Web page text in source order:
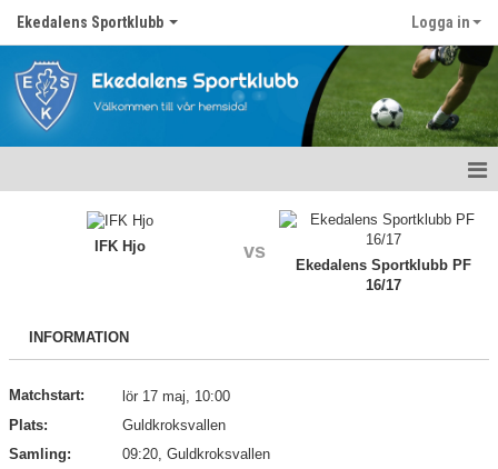
Ekedalens Sportklubb Logga in
Kontakt
Föreningskalender
IFK Hjo vs
Ekedalens Sportklubb PF
16/17
INFORMATION
Matchstart:
lör 17 maj, 10:00
Plats:
Guldkroksvallen
Samling:
09:20, Guldkroksvallen